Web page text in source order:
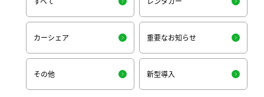
カーシェア 重要なお知らせ
その他 新型導入